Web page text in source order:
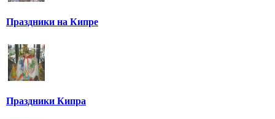
Праздники на Кипре
Праздники Кипра